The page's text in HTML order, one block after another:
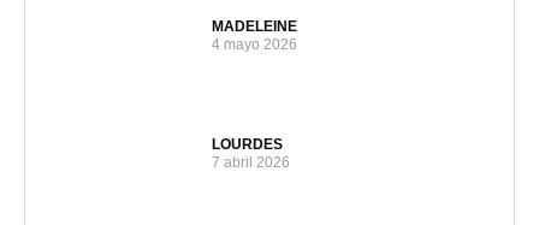
MADELEINE
4 mayo 2026
LOURDES
7 abril 2026